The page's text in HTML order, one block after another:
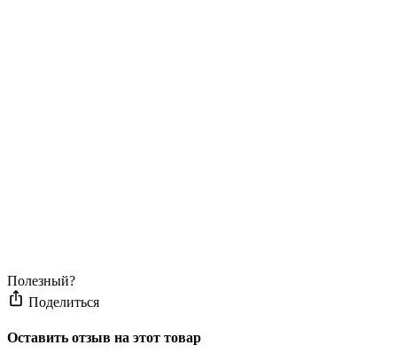
Полезный?
Поделиться
Оставить отзыв на этот товар